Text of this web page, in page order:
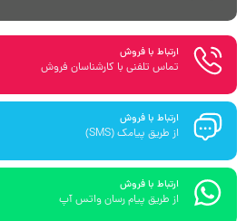
ارتباط با فروش
تماس تلفنی با کارشناسان فروش
ارتباط با فروش
از طریق پیامک (SMS)
ارتباط با فروش
از طریق پیام رسان واتس آپ